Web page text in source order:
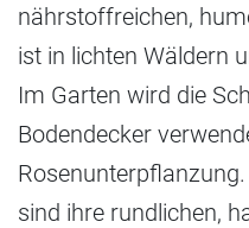
nährstoffreichen,
ist in lichten Wäldern
Im Garten wird die
Bodendecker
sind ihre rundlichen,